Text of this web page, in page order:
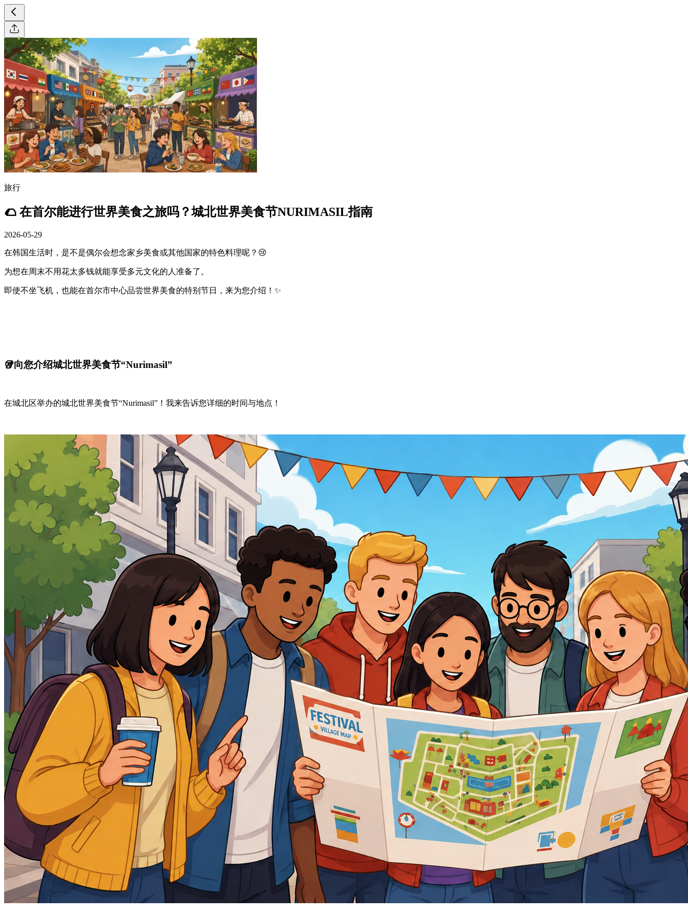
旅行
🌮 在首尔能进行世界美食之旅吗？城北世界美食节NURIMASIL指南
2026-05-29
在韩国生活时，是不是偶尔会想念家乡美食或其他国家的特色料理呢？😢
为想在周末不用花太多钱就能享受多元文化的人准备了。
即使不坐飞机，也能在首尔市中心品尝世界美食的特别节日，来为您介绍！✨
🥡向您介绍城北世界美食节“Nurimasil”
在城北区举办的城北世界美食节“Nurimasil”！我来告诉您详细的时间与地点！